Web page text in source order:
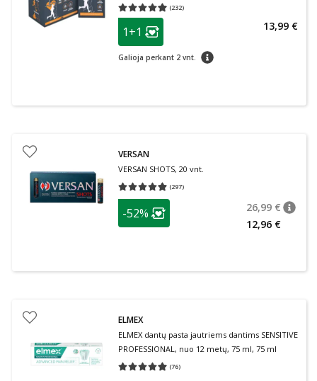
(232)
Vidutinis įvertinimas 4.93
patarimas
Lojalumo klubo narių nuolaida
1+1
Galioja perkant 2 vnt. patarimas
13,99 €
VERSAN
VERSAN SHOTS, 20 vnt.
(297)
Vidutinis įvertinimas 4.93
patarimas
Lojalumo klubo narių nuolaida
-52% 26,99 €
12,96 €
ELMEX
ELMEX dantų pasta jautriems dantims SENSITIVE
PROFESSIONAL, nuo 12 metų, 75 ml, 75 ml
(76)
Vidutinis įvertinimas 4.95